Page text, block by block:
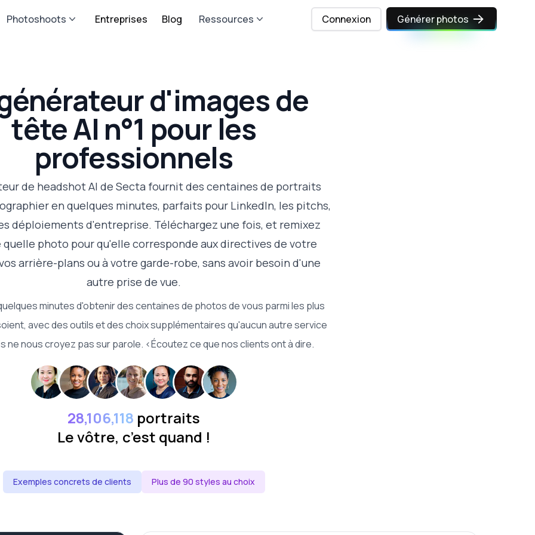
Photoshoots Entreprises Blog Ressources Connexion Générer photos
d'images de
tête AI n°1 pour les
professionnels
de headshot AI de Secta fournit des centaines de portraits
en quelques minutes, parfaits pour LinkedIn, les pitchs,
déploiements d'entreprise. Téléchargez une fois, et remixez
photo pour qu'elle corresponde aux directives de votre
arrière-plans ou à votre garde-robe, sans avoir besoin d'une
autre prise de vue.
minutes d'obtenir des centaines de photos de vous parmi les plus
avec des outils et des choix supplémentaires qu'aucun autre service
ne nous croyez pas sur parole. <Écoutez ce que nos clients ont à dire.
28,106,118 portraits
Le vôtre, c’est quand !
Exemples concrets de clients Plus de 90 styles au choix